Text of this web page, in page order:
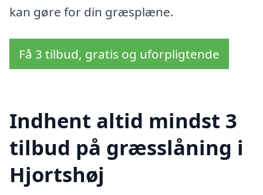
kan gøre for din græsplæne.
Få 3 tilbud, gratis og uforpligtende
Indhent altid mindst 3
tilbud på græsslåning i
Hjortshøj